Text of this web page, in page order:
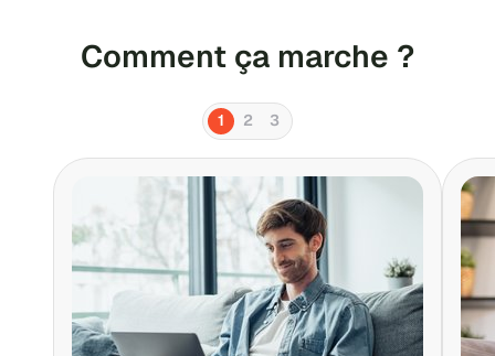
Comment ça marche ?
1 2 3